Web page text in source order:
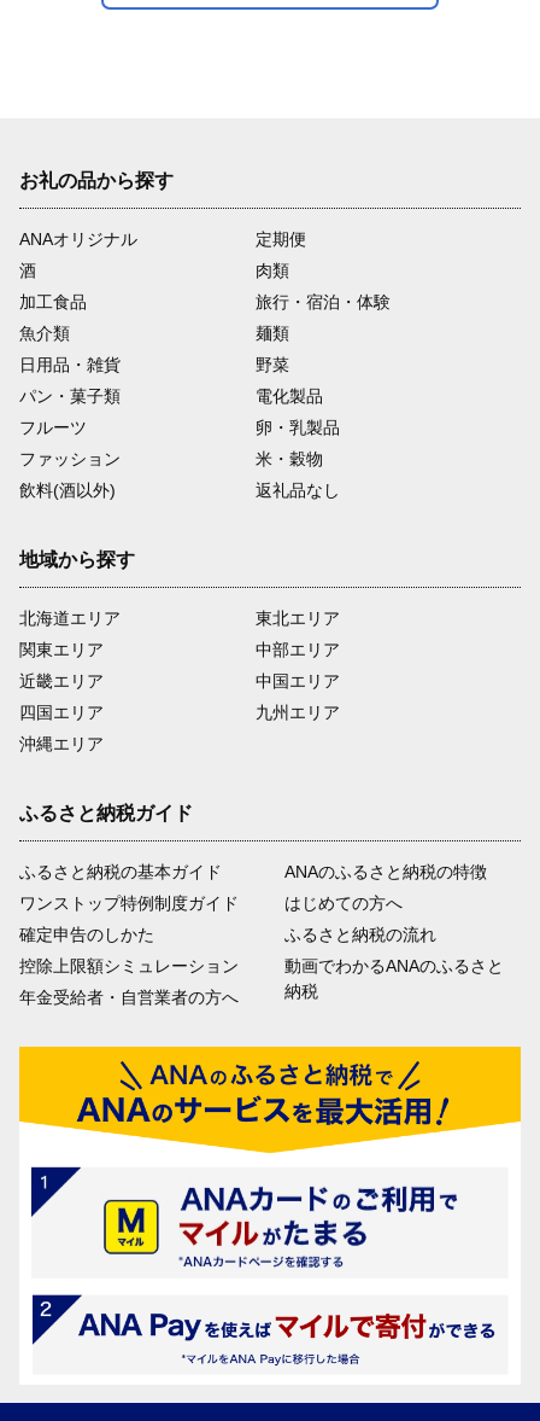
お礼の品から探す
ANAオリジナル
定期便
酒
肉類
加工食品
旅行・宿泊・体験
魚介類
麺類
日用品・雑貨
野菜
パン・菓子類
電化製品
フルーツ
卵・乳製品
ファッション
米・穀物
飲料(酒以外)
返礼品なし
地域から探す
北海道エリア
関東エリア
近畿エリア
四国エリア
沖縄エリア
東北エリア
中部エリア
中国エリア
九州エリア
ふるさと納税ガイド
ふるさと納税の基本ガイド
ワンストップ特例制度ガイド
確定申告のしかた
控除上限額シミュレーション
年金受給者・自営業者の方へ
ANAのふるさと納税の特徴
はじめての方へ
ふるさと納税の流れ
動画でわかるANAのふるさと
納税